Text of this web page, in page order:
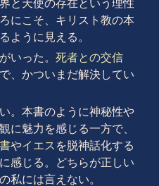
と天使の存在という理性
にこそ、キリスト教の本
ように見える。
いった。 死者との交信
、かついまだ解決してい
。本書のように神秘性や
に魅力を感じる一方で、
やイエス を脱神話化する
感じる。どちらが正しい
私には言えない。